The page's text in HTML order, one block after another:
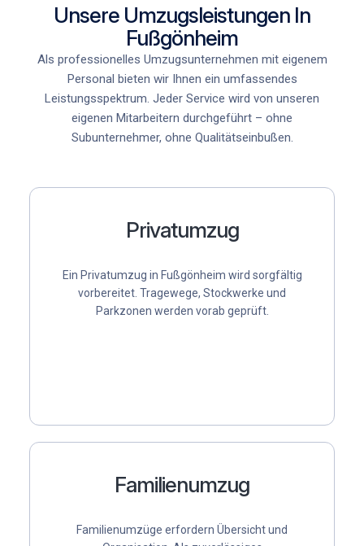
Unsere Umzugsleistungen In
Fußgönheim
Als professionelles Umzugsunternehmen mit eigenem
Personal bieten wir Ihnen ein umfassendes
Leistungsspektrum. Jeder Service wird von unseren
eigenen Mitarbeitern durchgeführt – ohne
Subunternehmer, ohne Qualitätseinbußen.
Privatumzug
Ein Privatumzug in Fußgönheim wird sorgfältig
vorbereitet. Tragewege, Stockwerke und
Parkzonen werden vorab geprüft.
Familienumzug
Familienumzüge erfordern Übersicht und